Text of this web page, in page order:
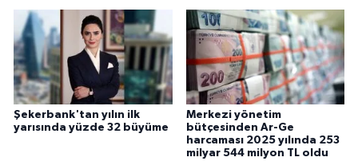
Şekerbank'tan yılın ilk
yarısında yüzde 32 büyüme
Merkezi yönetim
bütçesinden Ar-Ge
harcaması 2025 yılında 253
milyar 544 milyon TL oldu